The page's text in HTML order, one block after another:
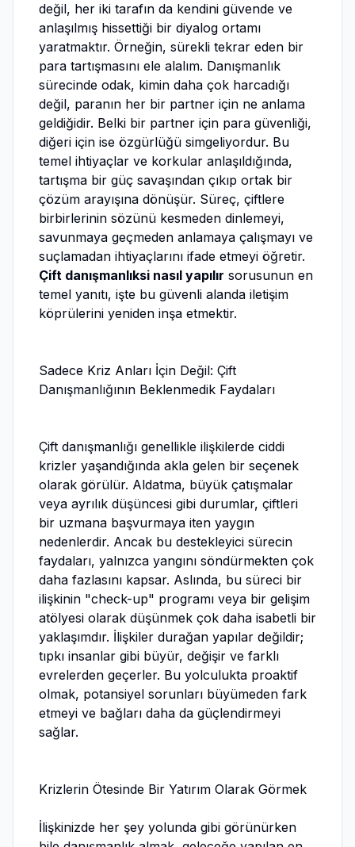
değil, her iki tarafın da kendini güvende ve
anlaşılmış hissettiği bir diyalog ortamı
yaratmaktır. Örneğin, sürekli tekrar eden bir
para tartışmasını ele alalım. Danışmanlık
sürecinde odak, kimin daha çok harcadığı
değil, paranın her bir partner için ne anlama
geldiğidir. Belki bir partner için para güvenliği,
diğeri için ise özgürlüğü simgeliyordur. Bu
temel ihtiyaçlar ve korkular anlaşıldığında,
tartışma bir güç savaşından çıkıp ortak bir
çözüm arayışına dönüşür. Süreç, çiftlere
birbirlerinin sözünü kesmeden dinlemeyi,
savunmaya geçmeden anlamaya çalışmayı ve
suçlamadan ihtiyaçlarını ifade etmeyi öğretir.
Çift danışmanlıksi nasıl yapılır sorusunun en
temel yanıtı, işte bu güvenli alanda iletişim
köprülerini yeniden inşa etmektir.
Sadece Kriz Anları İçin Değil: Çift
Danışmanlığının Beklenmedik Faydaları
Çift danışmanlığı genellikle ilişkilerde ciddi
krizler yaşandığında akla gelen bir seçenek
olarak görülür. Aldatma, büyük çatışmalar
veya ayrılık düşüncesi gibi durumlar, çiftleri
bir uzmana başvurmaya iten yaygın
nedenlerdir. Ancak bu destekleyici sürecin
faydaları, yalnızca yangını söndürmekten çok
daha fazlasını kapsar. Aslında, bu süreci bir
ilişkinin "check-up" programı veya bir gelişim
atölyesi olarak düşünmek çok daha isabetli bir
yaklaşımdır. İlişkiler durağan yapılar değildir;
tıpkı insanlar gibi büyür, değişir ve farklı
evrelerden geçerler. Bu yolculukta proaktif
olmak, potansiyel sorunları büyümeden fark
etmeyi ve bağları daha da güçlendirmeyi
sağlar.
Krizlerin Ötesinde Bir Yatırım Olarak Görmek
İlişkinizde her şey yolunda gibi görünürken